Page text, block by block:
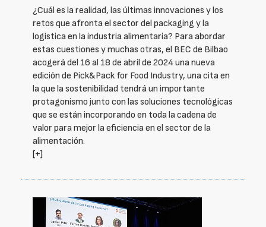
¿Cuál es la realidad, las últimas innovaciones y los
retos que afronta el sector del packaging y la
logística en la industria alimentaria? Para abordar
estas cuestiones y muchas otras, el BEC de Bilbao
acogerá del 16 al 18 de abril de 2024 una nueva
edición de Pick&Pack for Food Industry, una cita en
la que la sostenibilidad tendrá un importante
protagonismo junto con las soluciones tecnológicas
que se están incorporando en toda la cadena de
valor para mejor la eficiencia en el sector de la
alimentación.
[+]